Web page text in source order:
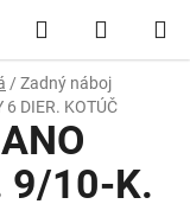
Hľadať
/ Zadný náboj
DIER. KOTÚČ
9/10-K.